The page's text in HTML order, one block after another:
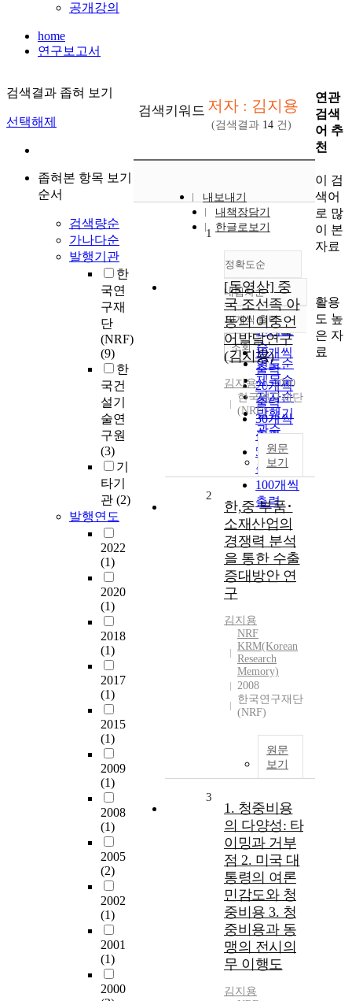
공개강의
home
연구보고서
검색결과 좁혀 보기
선택해제
좁혀본 항목 보기
순서
검색량순
가나다순
발행기관
한
국연
구재
단
(NRF)
(9)
한
국건
설기
술연
구원
(3)
기
타기
관 (2)
발행연도
2022
(1)
2020
(1)
2018
(1)
2017
(1)
2015
(1)
2009
(1)
2008
(1)
2005
(2)
2002
(1)
2001
(1)
2000
검색키워드 저자 : 김지용
(검색결과 14 건)
내보내기
내책장담기
한글로보기
정확도순
정확도
순
인기도
순
연도순
제목순
저자순
발행기
관순
내림차순
내림차순
10개씩 출력
10개씩
출력
20개씩
출력
30개씩
출력
50개씩
출력
100개씩
출력
조회
1
[동영상] 중
국 조선족 아
동의 이중언
어발달연구
(김지용)
김지용
2000
한국연구재단
(NRF)
원문
보기
2
한,중 부품･
소재산업의
경쟁력 분석
을 통한 수출
증대방안 연
구
김지용
NRF
KRM(Korean
Research
Memory)
2008
한국연구재단
(NRF)
원문
보기
3
1. 청중비용
의 다양성: 타
이밍과 거부
점 2. 미국 대
통령의 여론
민감도와 청
중비용 3. 청
중비용과 동
맹의 전시의
무 이행도
김지용
연관
검색
어 추
천
이 검
색어
로 많
이 본
자료
활용
도 높
은 자
료